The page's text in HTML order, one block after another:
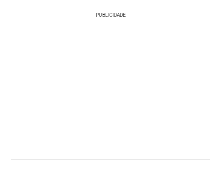
PUBLICIDADE